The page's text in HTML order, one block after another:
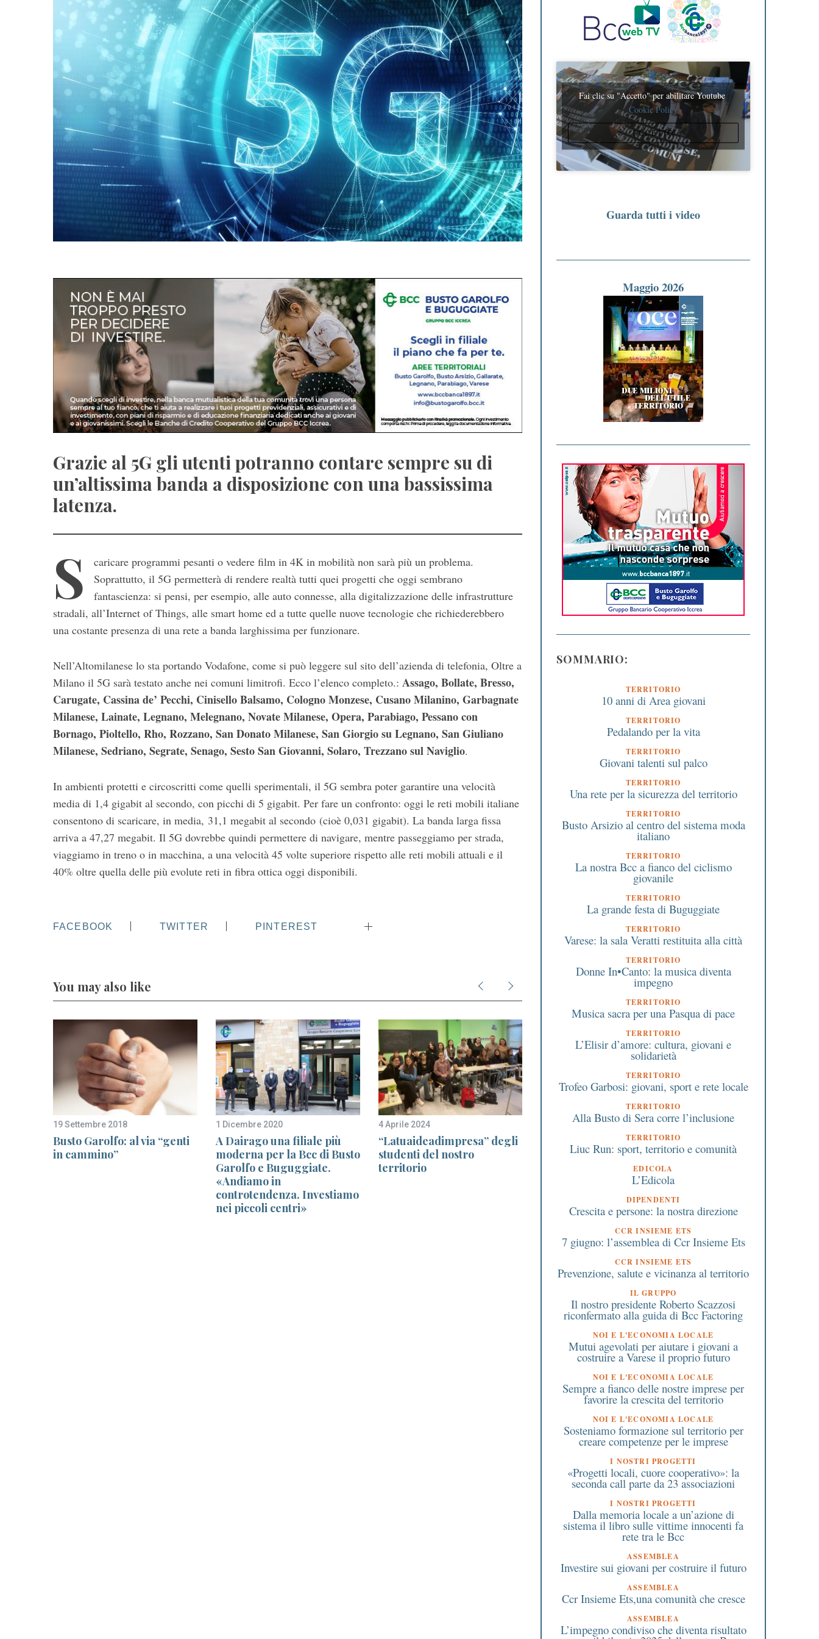
Grazie al 5G gli utenti potranno contare sempre su di
un’altissima banda a disposizione con una bassissima
latenza.
S
caricare programmi pesanti o vedere film in 4K in mobilità non sarà più un problema.
Soprattutto, il 5G permetterà di rendere realtà tutti quei progetti che oggi sembrano
fantascienza: si pensi, per esempio, alle auto connesse, alla digitalizzazione delle infrastrutture
stradali, all’Internet of Things, alle smart home ed a tutte quelle nuove tecnologie che richiederebbero
una costante presenza di una rete a banda larghissima per funzionare.
Nell’Altomilanese lo sta portando Vodafone, come si può leggere sul sito dell’azienda di telefonia, Oltre a
Milano il 5G sarà testato anche nei comuni limitrofi. Ecco l’elenco completo.: Assago, Bollate, Bresso,
Carugate, Cassina de’ Pecchi, Cinisello Balsamo, Cologno Monzese, Cusano Milanino, Garbagnate
Milanese, Lainate, Legnano, Melegnano, Novate Milanese, Opera, Parabiago, Pessano con
Bornago, Pioltello, Rho, Rozzano, San Donato Milanese, San Giorgio su Legnano, San Giuliano
Milanese, Sedriano, Segrate, Senago, Sesto San Giovanni, Solaro, Trezzano sul Naviglio.
In ambienti protetti e circoscritti come quelli sperimentali, il 5G sembra poter garantire una velocità
media di 1,4 gigabit al secondo, con picchi di 5 gigabit. Per fare un confronto: oggi le reti mobili italiane
consentono di scaricare, in media, 31,1 megabit al secondo (cioè 0,031 gigabit). La banda larga fissa
arriva a 47,27 megabit. Il 5G dovrebbe quindi permettere di navigare, mentre passeggiamo per strada,
viaggiamo in treno o in macchina, a una velocità 45 volte superiore rispetto alle reti mobili attuali e il
40% oltre quella delle più evolute reti in fibra ottica oggi disponibili.
FACEBOOK TWITTER PINTEREST
You may also like
19 Settembre 2018
Busto Garolfo: al via “genti
in cammino”
1 Dicembre 2020
A Dairago una filiale più
moderna per la Bcc di Busto
Garolfo e Buguggiate.
«Andiamo in
controtendenza. Investiamo
nei piccoli centri»
4 Aprile 2024
“Latuaideadimpresa” degli
studenti del nostro
territorio
15 Agosto 2017
Ferragosto solidale con i
clochard e i migranti
11 Ottobre 2025
della Pro Loco a
Fai clic su "Accetto" per abilitare Youtube
Cookie Policy
ACCETTO
Guarda tutti i video
Maggio 2026
SOMMARIO:
TERRITORIO
10 anni di Area giovani
TERRITORIO
Pedalando per la vita
TERRITORIO
Giovani talenti sul palco
TERRITORIO
Una rete per la sicurezza del territorio
TERRITORIO
Busto Arsizio al centro del sistema moda
italiano
TERRITORIO
La nostra Bcc a fianco del ciclismo
giovanile
TERRITORIO
La grande festa di Buguggiate
TERRITORIO
Varese: la sala Veratti restituita alla città
TERRITORIO
Donne In•Canto: la musica diventa
impegno
TERRITORIO
Musica sacra per una Pasqua di pace
TERRITORIO
L’Elisir d’amore: cultura, giovani e
solidarietà
TERRITORIO
Trofeo Garbosi: giovani, sport e rete locale
TERRITORIO
Alla Busto di Sera corre l’inclusione
TERRITORIO
Liuc Run: sport, territorio e comunità
EDICOLA
L’Edicola
DIPENDENTI
Crescita e persone: la nostra direzione
CCR INSIEME ETS
7 giugno: l’assemblea di Ccr Insieme Ets
CCR INSIEME ETS
Prevenzione, salute e vicinanza al territorio
IL GRUPPO
Il nostro presidente Roberto Scazzosi
riconfermato alla guida di Bcc Factoring
NOI E L'ECONOMIA LOCALE
Mutui agevolati per aiutare i giovani a
costruire a Varese il proprio futuro
NOI E L'ECONOMIA LOCALE
Sempre a fianco delle nostre imprese per
favorire la crescita del territorio
NOI E L'ECONOMIA LOCALE
Sosteniamo formazione sul territorio per
creare competenze per le imprese
I NOSTRI PROGETTI
«Progetti locali, cuore cooperativo»: la
seconda call parte da 23 associazioni
I NOSTRI PROGETTI
Dalla memoria locale a un’azione di
sistema il libro sulle vittime innocenti fa
rete tra le Bcc
ASSEMBLEA
Investire sui giovani per costruire il futuro
ASSEMBLEA
Ccr Insieme Ets,una comunità che cresce
ASSEMBLEA
L’impegno condiviso che diventa risultato
S
e
a
r
c
h
f
: